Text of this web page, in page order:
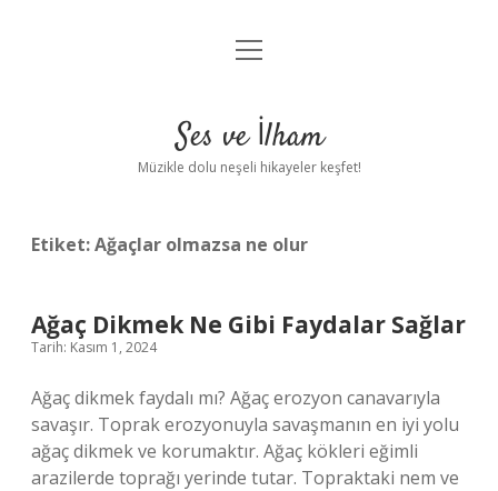
Anasayfa
Yasal Uyarı
menüyü
Ses ve İlham
Müzikle dolu neşeli hikayeler keşfet!
Etiket:Ağaçlar olmazsa ne olur
Ağaç Dikmek Ne Gibi Faydalar Sağlar
Tarih: Kasım 1, 2024
Ağaç dikmek faydalı mı? Ağaç erozyon canavarıyla
savaşır. Toprak erozyonuyla savaşmanın en iyi yolu
ağaç dikmek ve korumaktır. Ağaç kökleri eğimli
arazilerde toprağı yerinde tutar. Topraktaki nem ve